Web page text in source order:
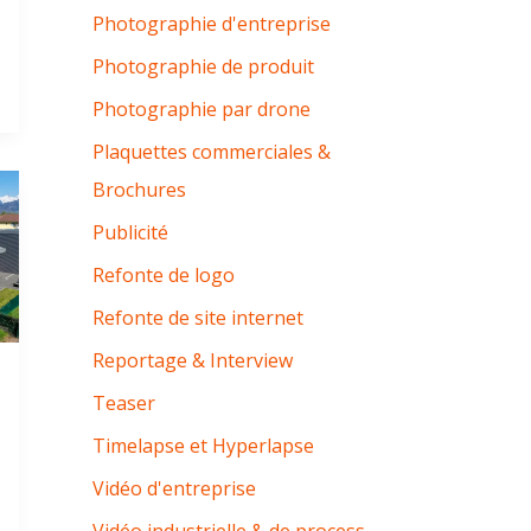
Photographie d'entreprise
Photographie de produit
Photographie par drone
Plaquettes commerciales &
Brochures
Publicité
Refonte de logo
Refonte de site internet
Reportage & Interview
Teaser
Timelapse et Hyperlapse
Vidéo d'entreprise